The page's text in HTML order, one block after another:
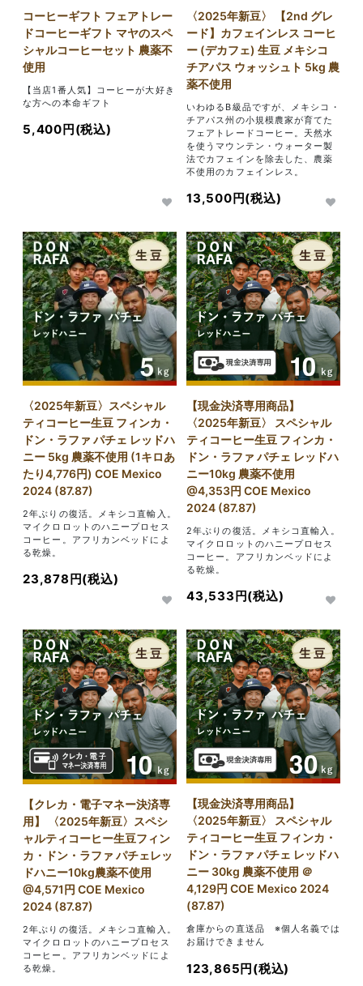
コーヒーギフト フェアトレー
ドコーヒーギフト マヤのスペ
シャルコーヒーセット 農薬不
使用
【当店1番人気】コーヒーが大好き
な方への本命ギフト
5,400円(税込)
〈2025年新豆〉 【2nd グレ
ード】カフェインレス コーヒ
ー (デカフェ) 生豆 メキシコ
チアパス ウォッシュト 5kg 農
薬不使用
いわゆるB級品ですが、メキシコ・
チアパス州の小規模農家が育てた
フェアトレードコーヒー。天然水
を使うマウンテン・ウォーター製
法でカフェインを除去した、農薬
不使用のカフェインレス。
13,500円(税込)
〈2025年新豆〉スペシャル
ティコーヒー生豆 フィンカ・
ドン・ラファ パチェ レッドハ
ニー 5kg 農薬不使用 (1キロあ
たり4,776円) COE Mexico
2024 (87.87)
2年ぶりの復活。メキシコ直輸入。
マイクロロットのハニープロセス
コーヒー。アフリカンベッドによ
る乾燥。
23,878円(税込)
【現金決済専用商品】
〈2025年新豆〉 スペシャル
ティコーヒー生豆 フィンカ・
ドン・ラファ パチェ レッドハ
ニー10kg 農薬不使用
@4,353円 COE Mexico
2024 (87.87)
2年ぶりの復活。メキシコ直輸入。
マイクロロットのハニープロセス
コーヒー。アフリカンベッドによ
る乾燥。
43,533円(税込)
【クレカ・電子マネー決済専
用】 〈2025年新豆〉スペシ
ャルティコーヒー生豆フィン
カ・ドン・ラファ パチェレッ
ドハニー10kg農薬不使用
@4,571円 COE Mexico
2024 (87.87)
2年ぶりの復活。メキシコ直輸入。
マイクロロットのハニープロセス
コーヒー。アフリカンベッドによ
る乾燥。
【現金決済専用商品】
〈2025年新豆〉 スペシャル
ティコーヒー生豆 フィンカ・
ドン・ラファ パチェ レッドハ
ニー 30kg 農薬不使用 ＠
4,129円 COE Mexico 2024
(87.87)
倉庫からの直送品 ※個人名義では
お届けできません
123,865円(税込)